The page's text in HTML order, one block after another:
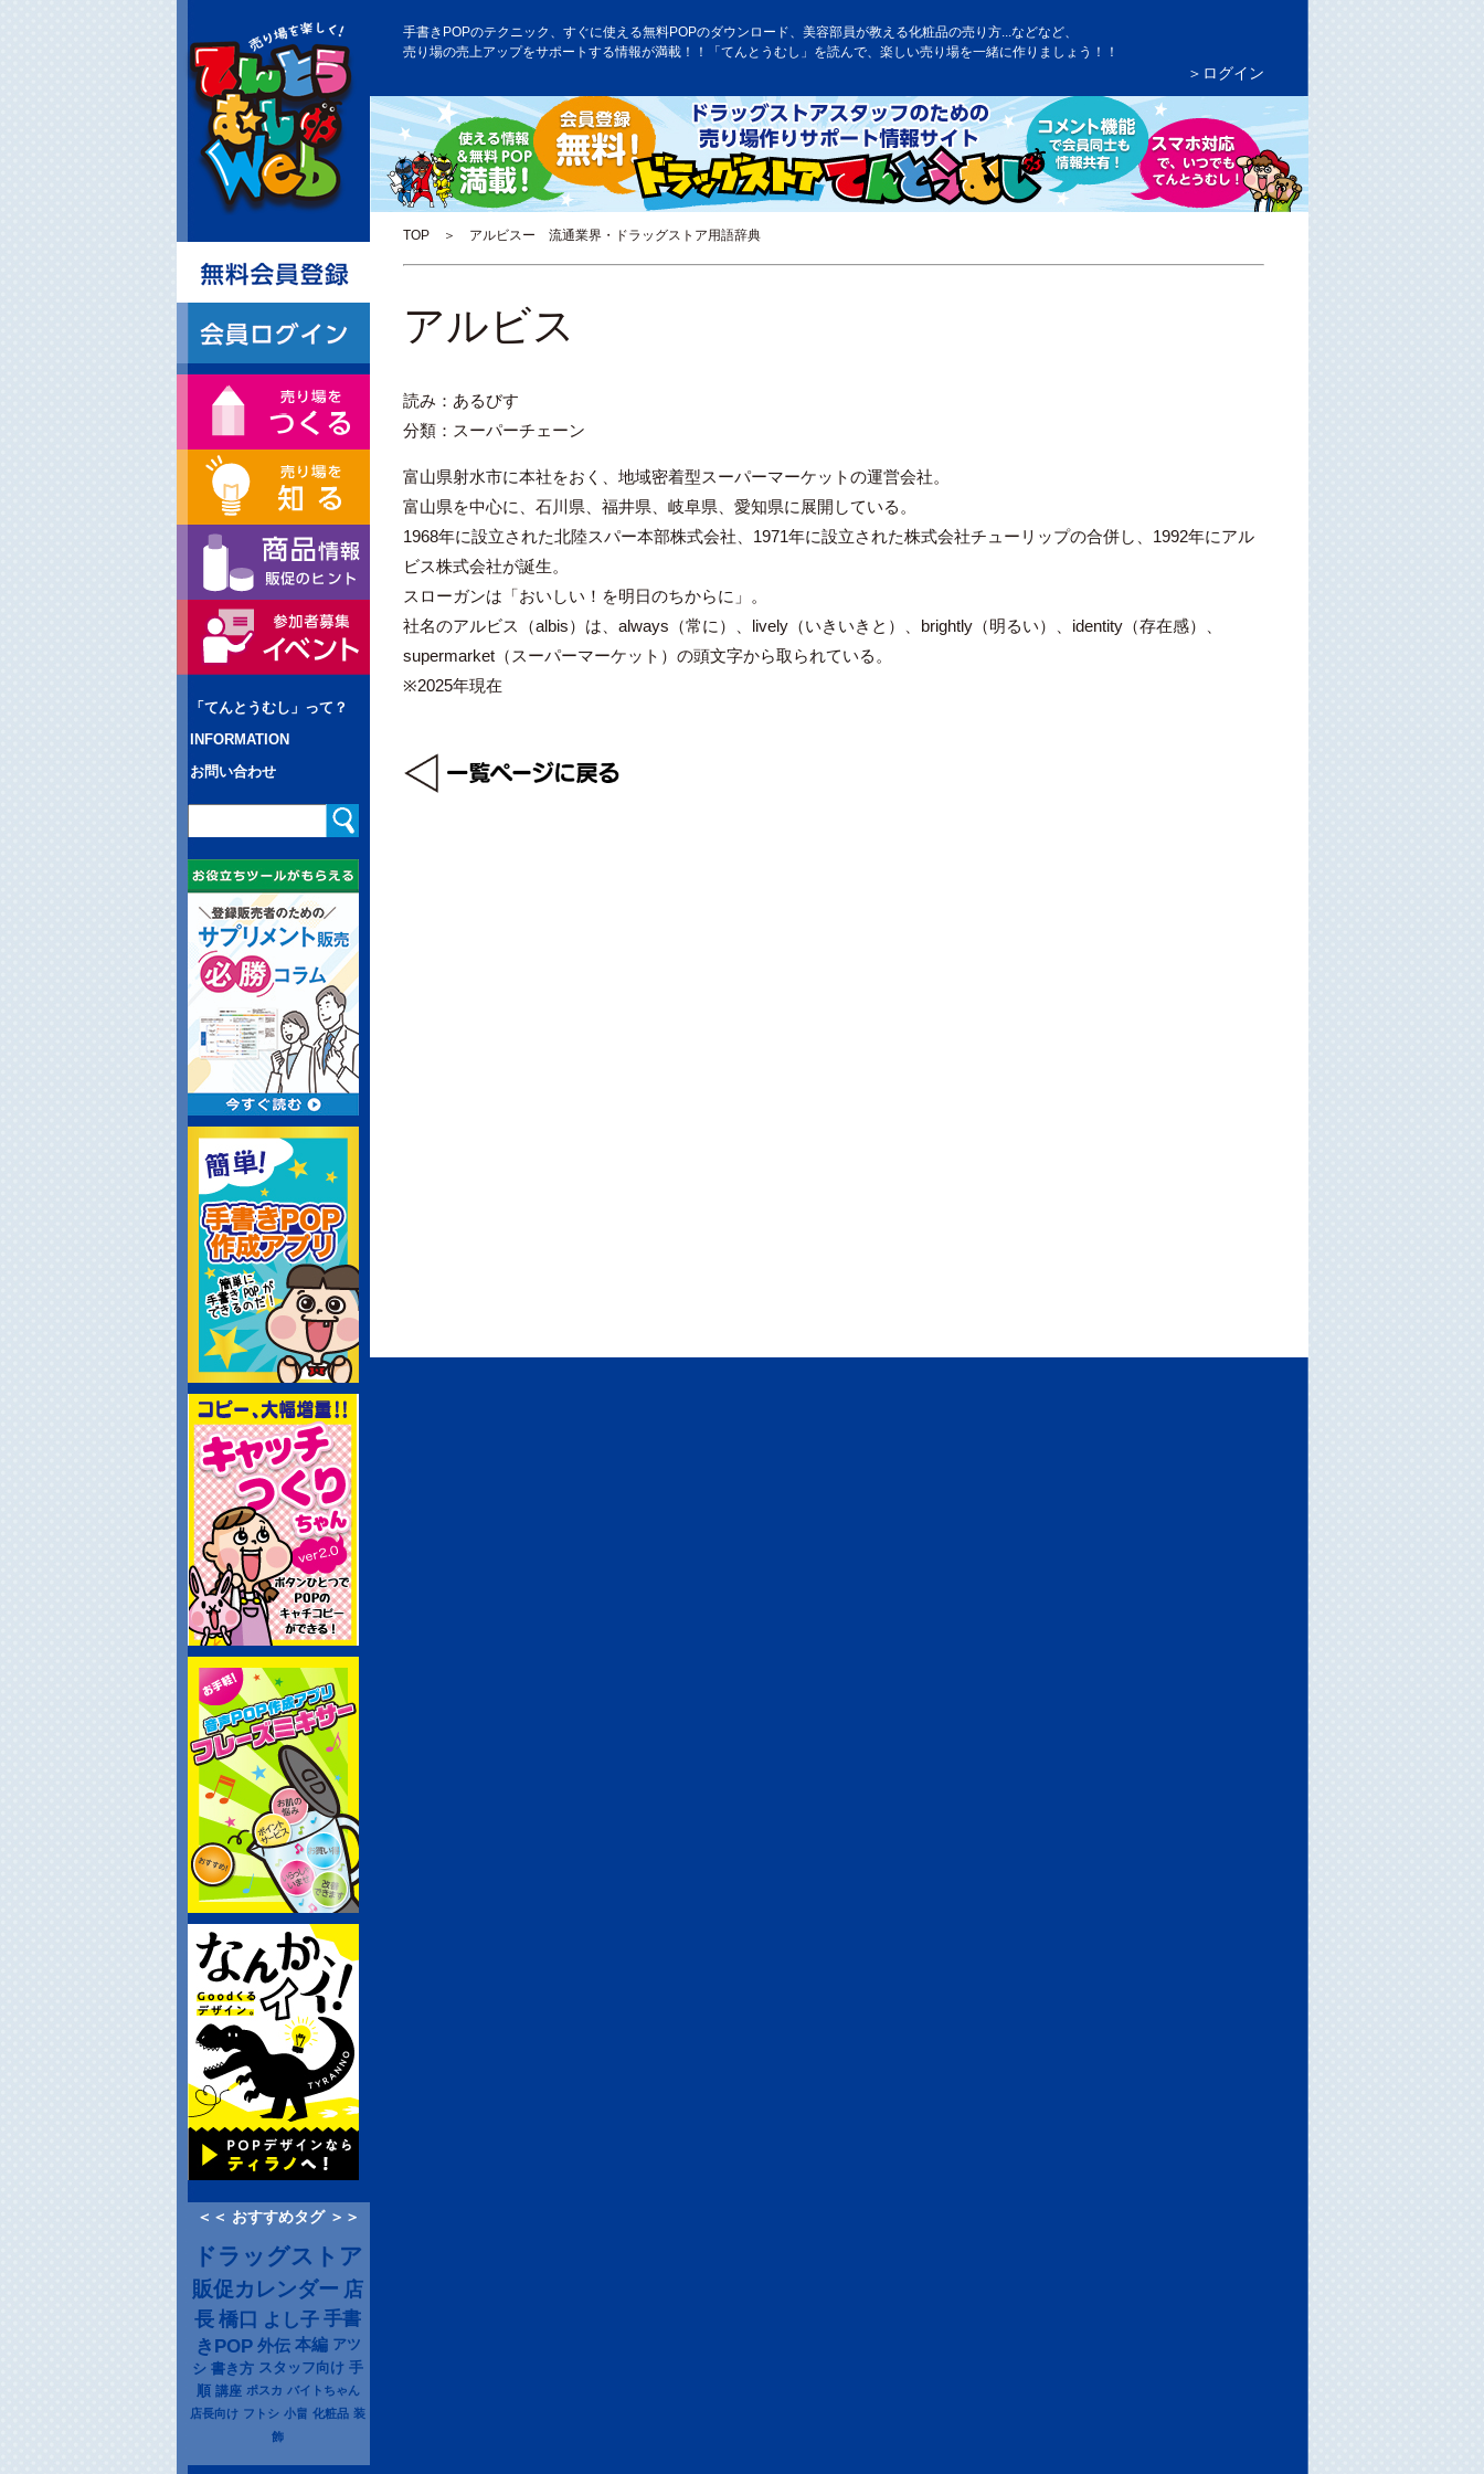
手書きPOPのテクニック、すぐに使える無料POPのダウンロード、美容部員が教える化粧品の売り方...などなど、
売り場の売上アップをサポートする情報が満載！！「てんとうむし」を読んで、楽しい売り場を一緒に作りましょう！！
＞ログイン
TOP＞ アルビスー 流通業界・ドラッグストア用語辞典
「てんとうむし」って？
INFORMATION
お問い合わせ
＜＜ おすすめタグ ＞＞
ドラッグストア
販促カレンダー 店
長 橋口 よし子 手書
きPOP 外伝 本編 アツ
シ 書き方 スタッフ向け 手
順 講座 ポスカ バイトちゃん
店長向け フトシ 小畠 化粧品 装
飾
アルビス
読み：あるびす
分類：スーパーチェーン
富山県射水市に本社をおく、地域密着型スーパーマーケットの運営会社。
富山県を中心に、石川県、福井県、岐阜県、愛知県に展開している。
1968年に設立された北陸スパー本部株式会社、1971年に設立された株式会社チューリップの合併し、1992年にアル
ビス株式会社が誕生。
スローガンは「おいしい！を明日のちからに」。
社名のアルビス（albis）は、always（常に）、lively（いきいきと）、brightly（明るい）、identity（存在感）、
supermarket（スーパーマーケット）の頭文字から取られている。
※2025年現在